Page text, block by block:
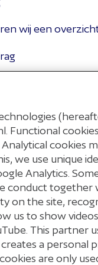
situatie
huur- of
voor jou
.
wij een
van ons?
bruto
die onder de
© 2026
Functional
cookies
we use unique
Analytics.
conduct
on the site,
us to show
This partner
a personal
are only